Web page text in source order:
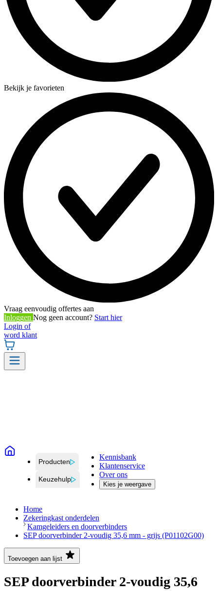
Bekijk je favorieten
Vraag eenvoudig offertes aan
Inloggen Nog geen account? Start hier
Login of
word klant
Producten
Keuzehulp
Kennisbank
Klantenservice
Over ons
Kies je weergave
Home
Zekeringkast onderdelen
Kamgeleiders en doorverbinders
SEP doorverbinder 2-voudig 35,6 mm - grijs (P01102G00)
Toevoegen aan lijst
SEP doorverbinder 2-voudig 35,6